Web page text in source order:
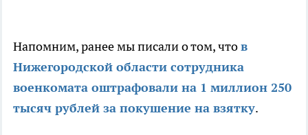
Напомним, ранее мы писали о том, чтов
Нижегородской области сотрудника
военкомата оштрафовали на 1 миллион 250
тысяч рублей за покушение на взятку.